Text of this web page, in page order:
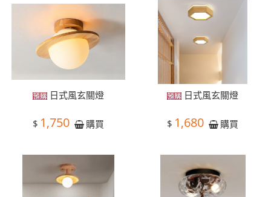
日式風玄關燈
$ 1,750 購買
日式風玄關燈
$ 1,680 購買